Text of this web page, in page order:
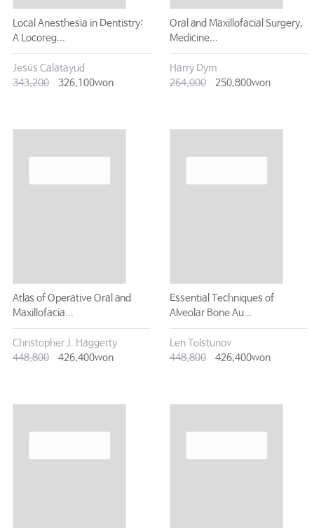
Local Anesthesia in Dentistry:
A Locoreg...
Jesús Calatayud
343,200
326,100won
Oral and Maxillofacial Surgery,
Medicine...
Harry Dym
264,000
250,800won
Atlas of Operative Oral and
Maxillofacia...
Christopher J. Haggerty
448,800
426,400won
Essential Techniques of
Alveolar Bone Au...
Len Tolstunov
448,800
426,400won